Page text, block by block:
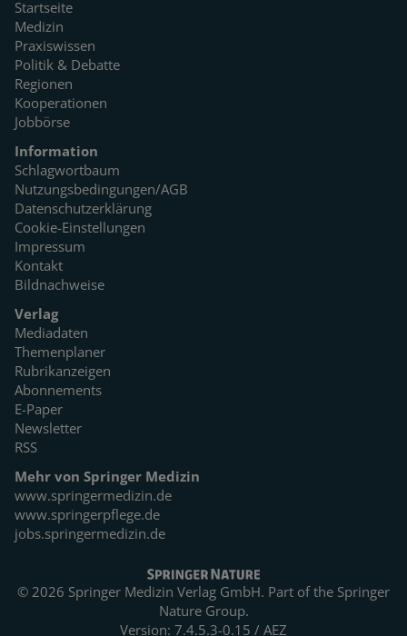
Startseite
Medizin
Praxiswissen
Politik & Debatte
Regionen
Kooperationen
Jobbörse
Information
Schlagwortbaum
Nutzungsbedingungen/AGB
Datenschutzerklärung
Cookie-Einstellungen
Impressum
Kontakt
Bildnachweise
Verlag
Mediadaten
Themenplaner
Rubrikanzeigen
Abonnements
E-Paper
Newsletter
RSS
Mehr von Springer Medizin
www.springermedizin.de
www.springerpflege.de
jobs.springermedizin.de
© 2026 Springer Medizin Verlag GmbH. Part of the Springer
Nature Group.
Version: 7.4.5.3-0.15 / AEZ